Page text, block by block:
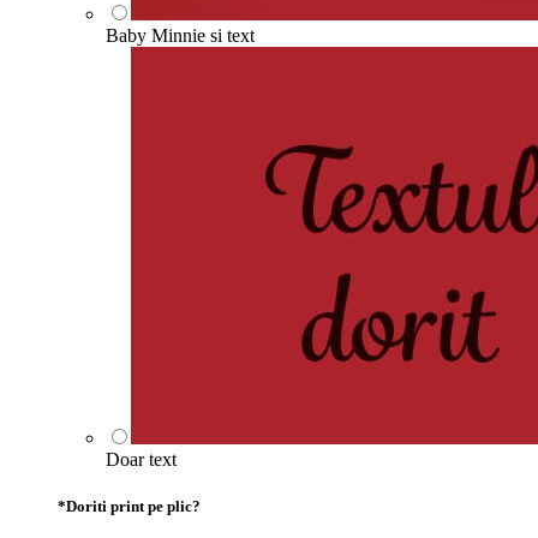
Baby Minnie si text
Doar text
*Doriti print pe plic?